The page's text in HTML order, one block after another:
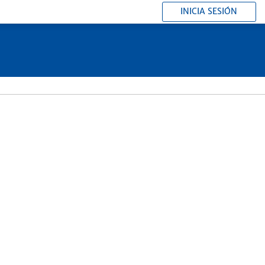
INICIA SESIÓN